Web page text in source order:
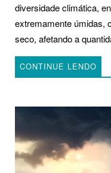
diversidade climática,
extremamente úmidas,
seco, afetando a
CONTINUE LENDO